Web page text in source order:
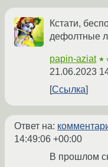
Кстати,
дефолтные
papin-aziat
21.06.2023
Ссылка
Ответ на:
14:49:06 +00:00
В прошлом